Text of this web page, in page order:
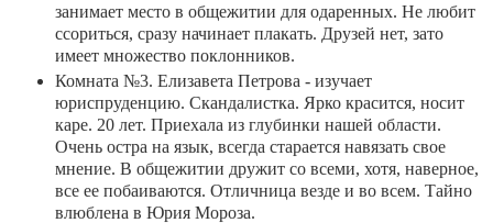
занимает место в общежитии для одаренных. Не любит
ссориться, сразу начинает плакать. Друзей нет, зато
имеет множество поклонников.
Комната №3. Елизавета Петрова - изучает
юриспруденцию. Скандалистка. Ярко красится, носит
каре. 20 лет. Приехала из глубинки нашей области.
Очень остра на язык, всегда старается навязать свое
мнение. В общежитии дружит со всеми, хотя, наверное,
все ее побаиваются. Отличница везде и во всем. Тайно
влюблена в Юрия Мороза.